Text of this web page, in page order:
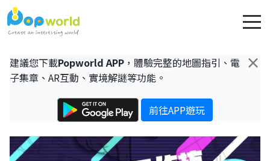
×
建議您下載Popworld APP ，體驗完整的地圖指引、電
子集章、AR互動、實境解謎等功能。
前往APP遊玩